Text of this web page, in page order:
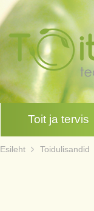
Toit ja tervis
Esileht Toidulisandid